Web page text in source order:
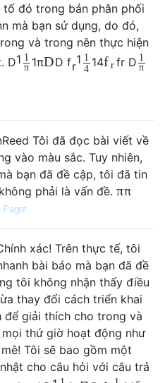
tố đó trong bản phân phối
mà bạn sử dụng, do đó,
và trong nên thực hiện
D1 1
π 1πDD fr
1 1
4 14f r frD 1
π
Tôi đã đọc bài viết về
vào màu sắc. Tuy nhiên,
bạn đã đề cập, tôi đã tin
phải là vấn đề. ππ
Pagot
xác! Trên thực tế, tôi
bài báo mà bạn đã đề
tôi không nhận thấy điều
thay đổi cách triển khai
để giải thích cho trong và
thứ giờ hoạt động như
Tôi sẽ bao gồm một
cho câu hỏi với câu trả